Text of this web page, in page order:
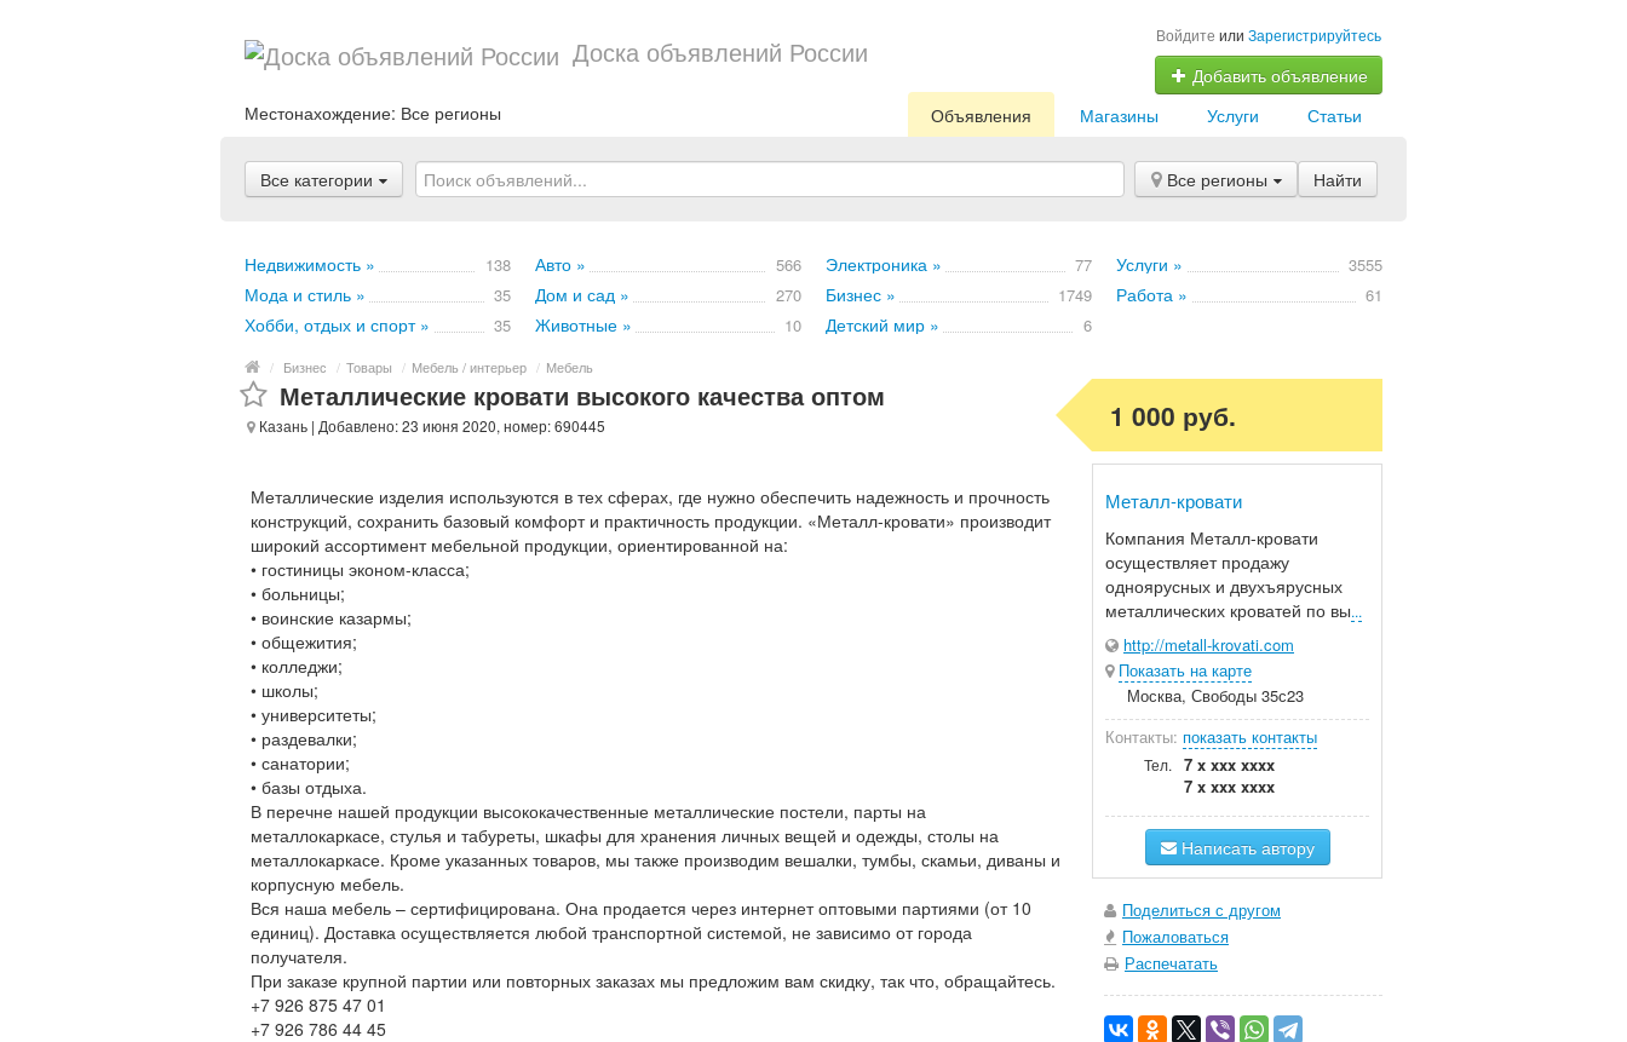
Доска объявлений России Войдите или Зарегистрируйтесь
Добавить объявление
Местонахождение: Все регионы Статьи
Услуги
Магазины
Объявления
Все категории Все регионы Найти
Недвижимость » 138 Авто » 566 Электроника » 77 Услуги » 3555
Мода и стиль » 35 Дом и сад » 270 Бизнес » 1749 Работа » 61
Хобби, отдых и спорт » 35 Животные » 10 Детский мир » 6
/ Бизнес / Товары / Мебель / интерьер / Мебель
Металлические кровати высокого качества оптом
Казань | Добавлено: 23 июня 2020, номер: 690445
Металлические изделия используются в тех сферах, где нужно обеспечить надежность и прочность
конструкций, сохранить базовый комфорт и практичность продукции. «Металл-кровати» производит
широкий ассортимент мебельной продукции, ориентированной на:
• гостиницы эконом-класса;
• больницы;
• воинские казармы;
• общежития;
• колледжи;
• школы;
• университеты;
• раздевалки;
• санатории;
• базы отдыха.
В перечне нашей продукции высококачественные металлические постели, парты на
металлокаркасе, стулья и табуреты, шкафы для хранения личных вещей и одежды, столы на
металлокаркасе. Кроме указанных товаров, мы также производим вешалки, тумбы, скамьи, диваны и
корпусную мебель.
Вся наша мебель – сертифицирована. Она продается через интернет оптовыми партиями (от 10
единиц). Доставка осуществляется любой транспортной системой, не зависимо от города
получателя.
При заказе крупной партии или повторных заказах мы предложим вам скидку, так что, обращайтесь.
+7 926 875 47 01
+7 926 786 44 45
1 000 руб.
Металл-кровати
Компания Металл-кровати
осуществляет продажу
одноярусных и двухъярусных
металлических кроватей по вы...
http://metall-krovati.com
Показать на карте
Москва, Свободы 35с23
Контакты: показать контакты
Тел.
7 x xxx xxxx
7 x xxx xxxx
Написать автору
Поделиться с другом
Пожаловаться
Распечатать